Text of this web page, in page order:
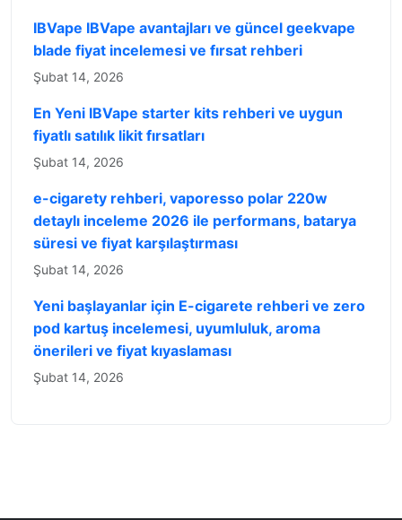
IBVape IBVape avantajları ve güncel geekvape
blade fiyat incelemesi ve fırsat rehberi
Şubat 14, 2026
En Yeni IBVape starter kits rehberi ve uygun
fiyatlı satılık likit fırsatları
Şubat 14, 2026
e-cigarety rehberi, vaporesso polar 220w
detaylı inceleme 2026 ile performans, batarya
süresi ve fiyat karşılaştırması
Şubat 14, 2026
Yeni başlayanlar için E-cigarete rehberi ve zero
pod kartuş incelemesi, uyumluluk, aroma
önerileri ve fiyat kıyaslaması
Şubat 14, 2026